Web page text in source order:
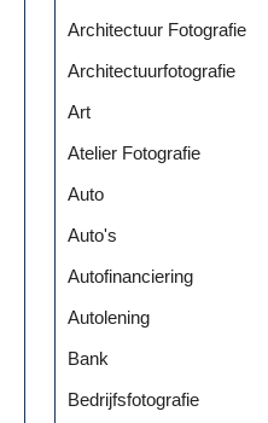
Architectuur Fotografie
Architectuurfotografie
Art
Atelier Fotografie
Auto
Auto's
Autofinanciering
Autolening
Bank
Bedrijfsfotografie